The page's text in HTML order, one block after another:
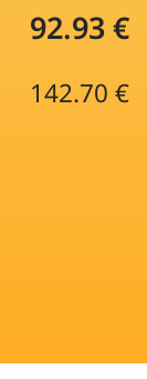
92.93 €
142.70 €